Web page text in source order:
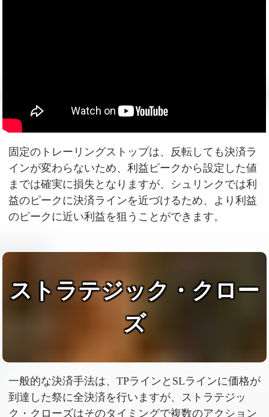
固定のトレーリングストップは、反転しても決済ラ
インが変わらないため、利益ピークから設定した値
までは確実に損失となりますが、シュリンクでは利
益のピークに決済ラインを近づけるため、より利益
のピークに近い利益を狙うことができます。
ストラテジック・クロー
ズ
一般的な決済手法は、TPラインとSLラインに価格が
到達した祭に全決済を行いますが、ストラテジッ
ク・クローズはそのタイミングで複数のアクション